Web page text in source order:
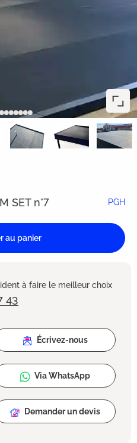
SET n°7 PGH
au panier
à faire le meilleur choix
43
Écrivez-nous
Via WhatsApp
Demander un devis